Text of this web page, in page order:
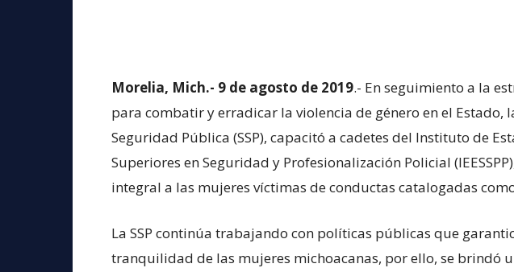
Morelia, Mich.- 9 de agosto de 2019.- En seguimiento a la
para combatir y erradicar la violencia de género en el Estado,
Seguridad Pública (SSP), capacitó a cadetes del Instituto de
Superiores en Seguridad y Profesionalización Policial
integral a las mujeres víctimas de conductas catalogadas
La SSP continúa trabajando con políticas públicas que
tranquilidad de las mujeres michoacanas, por ello, se brindó